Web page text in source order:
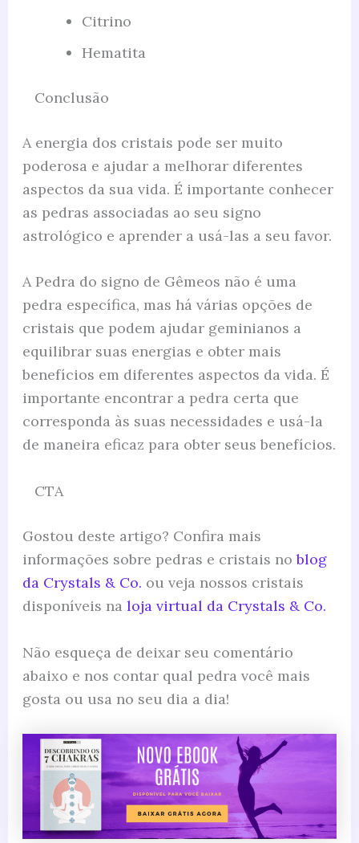
Citrino
Hematita
Conclusão
A energia dos cristais pode ser muito
poderosa e ajudar a melhorar diferentes
aspectos da sua vida. É importante conhecer
as pedras associadas ao seu signo
astrológico e aprender a usá-las a seu favor.
A Pedra do signo de Gêmeos não é uma
pedra específica, mas há várias opções de
cristais que podem ajudar geminianos a
equilibrar suas energias e obter mais
benefícios em diferentes aspectos da vida. É
importante encontrar a pedra certa que
corresponda às suas necessidades e usá-la
de maneira eficaz para obter seus benefícios.
CTA
Gostou deste artigo? Confira mais
informações sobre pedras e cristais noblog
da Crystals & Co. ou veja nossos cristais
disponíveis na loja virtual da Crystals & Co.
Não esqueça de deixar seu comentário
abaixo e nos contar qual pedra você mais
gosta ou usa no seu dia a dia!